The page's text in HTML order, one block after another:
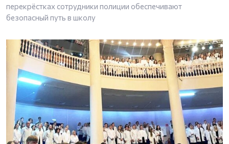
перекрёстках сотрудники полиции обеспечивают
безопасный путь в школу